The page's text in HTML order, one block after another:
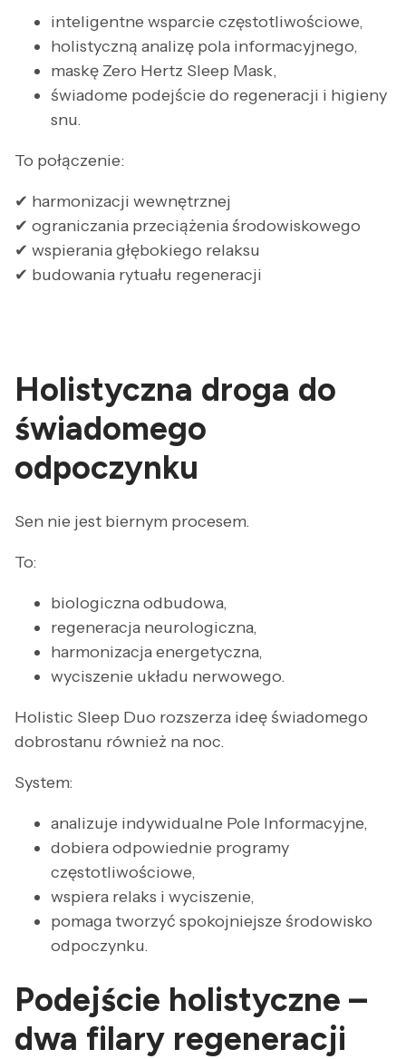
inteligentne wsparcie częstotliwościowe,
holistyczną analizę pola informacyjnego,
maskę Zero Hertz Sleep Mask,
świadome podejście do regeneracji i higieny
snu.
To połączenie:
✔ harmonizacji wewnętrznej
✔ ograniczania przeciążenia środowiskowego
✔ wspierania głębokiego relaksu
✔ budowania rytuału regeneracji
Holistyczna droga do
świadomego
odpoczynku
Sen nie jest biernym procesem.
To:
biologiczna odbudowa,
regeneracja neurologiczna,
harmonizacja energetyczna,
wyciszenie układu nerwowego.
Holistic Sleep Duo rozszerza ideę świadomego
dobrostanu również na noc.
System:
analizuje indywidualne Pole Informacyjne,
dobiera odpowiednie programy
częstotliwościowe,
wspiera relaks i wyciszenie,
pomaga tworzyć spokojniejsze środowisko
odpoczynku.
Podejście holistyczne –
dwa filary regeneracji